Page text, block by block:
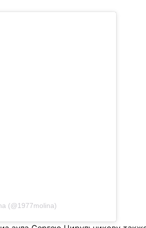
(@1977molina)